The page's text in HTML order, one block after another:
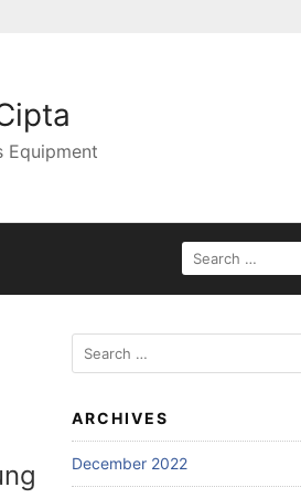
Equipment
SEARCH
FOR:
Search
for:
ARCHIVES
December 2022